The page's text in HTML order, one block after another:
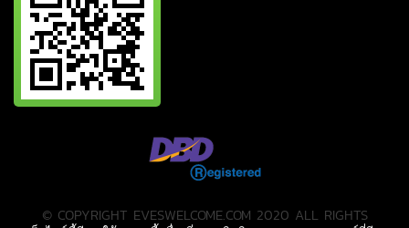
© COPYRIGHT EVESWELCOME.COM 2020 ALL RIGHTS